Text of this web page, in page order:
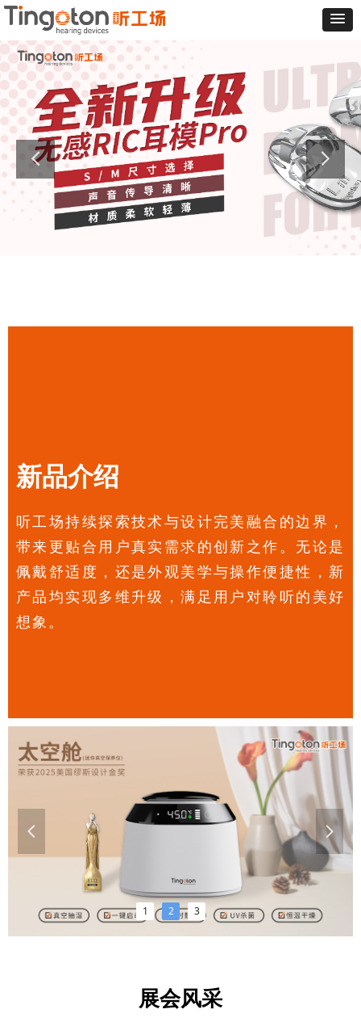
展会风采
新品介绍
听工场持续探索技术与设计完美融合的边界，
带来更贴合用户真实需求的创新之作。无论是
佩戴舒适度，还是外观美学与操作便捷性，新
产品均实现多维升级，满足用户对聆听的美好
想象。
1 2 3
넳 넲